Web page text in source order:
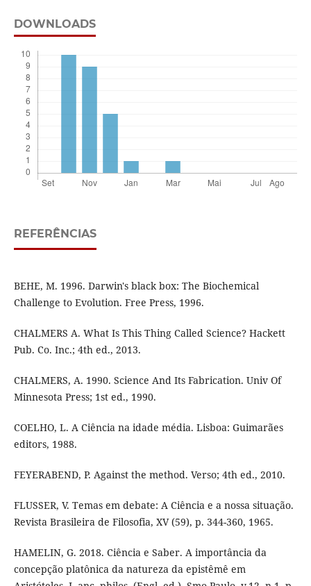
DOWNLOADS
REFERÊNCIAS
BEHE, M. 1996. Darwin's black box: The Biochemical
Challenge to Evolution. Free Press, 1996.
CHALMERS A. What Is This Thing Called Science? Hackett
Pub. Co. Inc.; 4th ed., 2013.
CHALMERS, A. 1990. Science And Its Fabrication. Univ Of
Minnesota Press; 1st ed., 1990.
COELHO, L. A Ciência na idade média. Lisboa: Guimarães
editors, 1988.
FEYERABEND, P. Against the method. Verso; 4th ed., 2010.
FLUSSER, V. Temas em debate: A Ciência e a nossa situação.
Revista Brasileira de Filosofia, XV (59), p. 344-360, 1965.
HAMELIN, G. 2018. Ciência e Saber. A importância da
concepção platônica da natureza da epistêmê em